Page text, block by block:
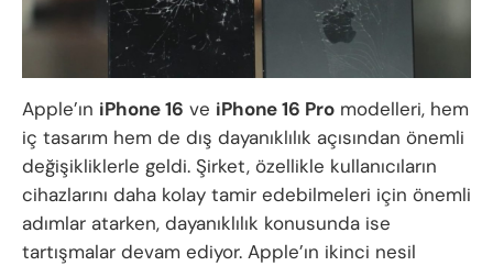
Apple’ın iPhone 16 ve iPhone 16 Pro modelleri, hem
iç tasarım hem de dış dayanıklılık açısından önemli
değişikliklerle geldi. Şirket, özellikle kullanıcıların
cihazlarını daha kolay tamir edebilmeleri için önemli
adımlar atarken, dayanıklılık konusunda ise
tartışmalar devam ediyor. Apple’ın ikinci nesil